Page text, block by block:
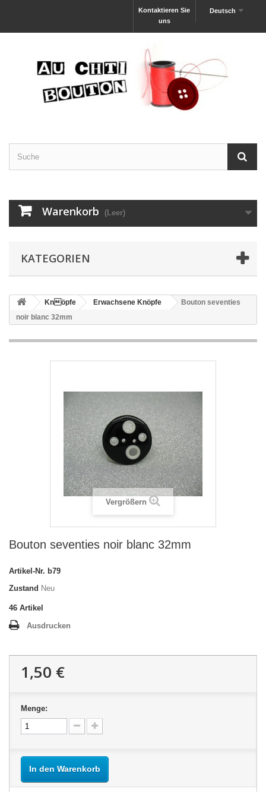
Deutsch
Kontaktieren Sie
uns
Warenkorb (Leer)
KATEGORIEN
Knöpfe Erwachsene Knöpfe
Bouton seventies
noir blanc 32mm
Vergrößern
Bouton seventies noir blanc 32mm
Artikel-Nr. b79
Zustand Neu
46 Artikel
Ausdrucken
1,50 €
Menge:
In den Warenkorb